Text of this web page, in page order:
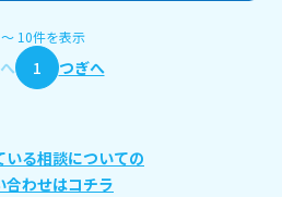
〜 10件を表示
1 つぎへ
いる相談についての
合わせはコチラ